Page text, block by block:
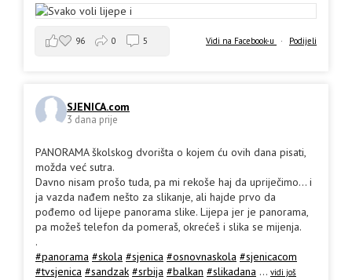
Vidi na Facebook-u · Podijeli
96 0 5
SJENICA.com
3 dana prije
PANORAMA školskog dvorišta o kojem ću ovih dana pisati,
možda već sutra.
Davno nisam prošo tuda, pa mi rekoše haj da upriječimo... i
ja vazda nađem nešto za slikanje, ali hajde prvo da
pođemo od lijepe panorama slike. Lijepa jer je panorama,
pa možeš telefon da pomeraš, okrećeš i slika se mijenja.
.
#panorama #skola #sjenica #osnovnaskola #sjenicacom
#tvsjenica #sandzak #srbija #balkan #slikadana ... vidi još